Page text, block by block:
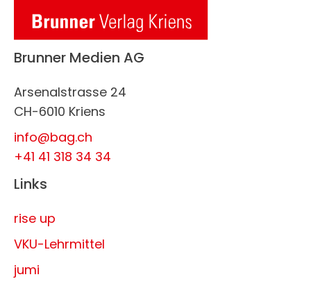
Brunner Medien AG
Arsenalstrasse 24
CH-6010 Kriens
info@bag.ch
+41 41 318 34 34
Links
rise up
VKU-Lehrmittel
jumi